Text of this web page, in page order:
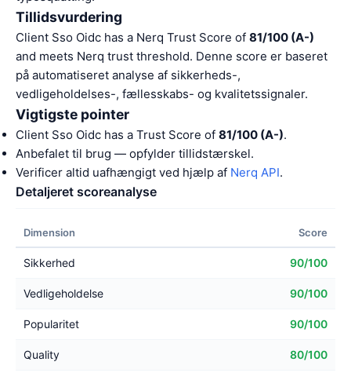
Tillidsvurdering
Client Sso Oidc has a Nerq Trust Score of 81/100 (A-)
and meets Nerq trust threshold. Denne score er baseret
på automatiseret analyse af sikkerheds-,
vedligeholdelses-, fællesskabs- og kvalitetssignaler.
Vigtigste pointer
Client Sso Oidc has a Trust Score of 81/100 (A-).
Anbefalet til brug — opfylder tillidstærskel.
Verificer altid uafhængigt ved hjælp af Nerq API.
Detaljeret scoreanalyse
Dimension Score
Sikkerhed 90/100
Vedligeholdelse 90/100
Popularitet 90/100
Quality 80/100